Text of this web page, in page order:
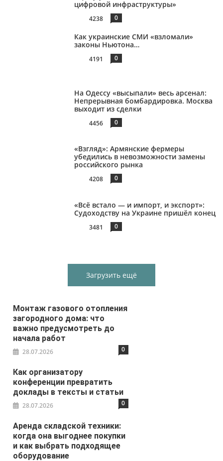
цифровой инфраструктуры»
4238 0
Как украинские СМИ «взломали»
законы Ньютона…
4191 0
На Одессу «высыпали» весь арсенал:
Непрерывная бомбардировка. Москва
выходит из сделки
4456 0
«Взгляд»: Армянские фермеры
убедились в невозможности замены
российского рынка
4208 0
«Всё встало — и импорт, и экспорт»:
Судоходству на Украине пришёл конец
3481 0
Загрузить ещё
Монтаж газового отопления
загородного дома: что
важно предусмотреть до
начала работ
28.07.2026 0
Как организатору
конференции превратить
доклады в тексты и статьи
28.07.2026 0
Аренда складской техники:
когда она выгоднее покупки
и как выбрать подходящее
оборудование